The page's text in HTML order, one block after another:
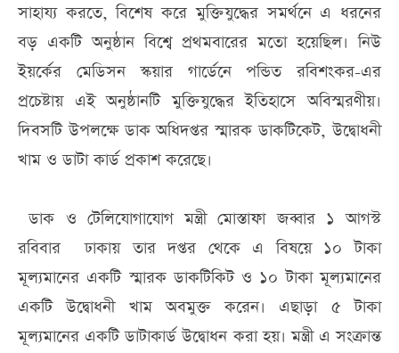
সাহায্য করতে, বিশেষ করে মুক্তিযুদ্ধের সমর্থনে এ ধরনের
বড় একটি অনুষ্ঠান বিশ্বে প্রথমবারের মতো হয়েছিল। নিউ
ইয়র্কের মেডিসন স্কয়ার গার্ডেনে পন্ডিত রবিশংকর-এর
প্রচেষ্টায় এই অনুষ্ঠানটি মুক্তিযুদ্ধের ইতিহাসে অবিস্মরণীয়।
দিবসটি উপলক্ষে ডাক অধিদপ্তর স্মারক ডাকটিকেট, উদ্বোধনী
খাম ও ডাটা কার্ড প্রকাশ করেছে।
ডাক ও টেলিযোগাযোগ মন্ত্রী মোস্তাফা জব্বার ১ আগস্ট
রবিবার ঢাকায় তার দপ্তর থেকে এ বিষয়ে ১০ টাকা
মূল্যমানের একটি স্মারক ডাকটিকিট ও ১০ টাকা মূল্যমানের
একটি উদ্বোধনী খাম অবমুক্ত করেন। এছাড়া ৫ টাকা
মূল্যমানের একটি ডাটাকার্ড উদ্বোধন করা হয়। মন্ত্রী এ সংক্রান্ত